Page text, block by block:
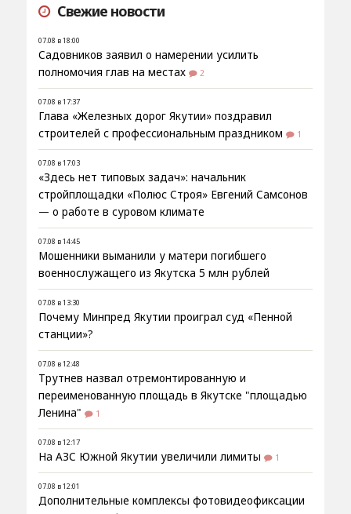
Свежие новости
07.08 в 18:00
Садовников заявил о намерении усилить
полномочия глав на местах
2
07.08 в 17:37
Глава «Железных дорог Якутии» поздравил
строителей с профессиональным праздником
1
07.08 в 17:03
«Здесь нет типовых задач»: начальник
стройплощадки «Полюс Строя» Евгений Самсонов
— о работе в суровом климате
07.08 в 14:45
Мошенники выманили у матери погибшего
военнослужащего из Якутска 5 млн рублей
07.08 в 13:30
Почему Минпред Якутии проиграл суд «Пенной
станции»?
07.08 в 12:48
Трутнев назвал отремонтированную и
переименованную площадь в Якутске "площадью
Ленина"
1
07.08 в 12:17
На АЗС Южной Якутии увеличили лимиты 1
07.08 в 12:01
Дополнительные комплексы фотовидеофиксации